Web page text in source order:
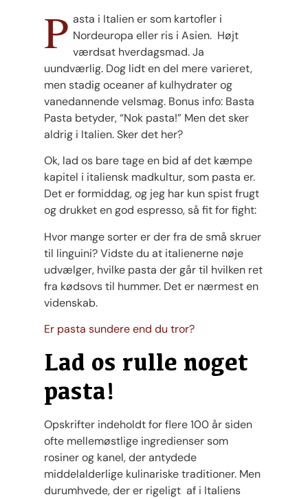
P asta i Italien er som kartofler i
Nordeuropa eller ris i Asien. Højt
værdsat hverdagsmad. Ja
uundværlig. Dog lidt en del mere varieret,
men stadig oceaner af kulhydrater og
vanedannende velsmag. Bonus info: Basta
Pasta betyder, “Nok pasta!” Men det sker
aldrig i Italien. Sker det her?
Ok, lad os bare tage en bid af det kæmpe
kapitel i italiensk madkultur, som pasta er.
Det er formiddag, og jeg har kun spist frugt
og drukket en god espresso, så fit for fight:
Hvor mange sorter er der fra de små skruer
til linguini? Vidste du at italienerne nøje
udvælger, hvilke pasta der går til hvilken ret
fra kødsovs til hummer. Det er nærmest en
videnskab.
Er pasta sundere end du tror?
Lad os rulle noget
pasta!
Opskrifter indeholdt for flere 100 år siden
ofte mellemøstlige ingredienser som
rosiner og kanel, der antydede
middelalderlige kulinariske traditioner. Men
durumhvede, der er rigeligt af i Italiens